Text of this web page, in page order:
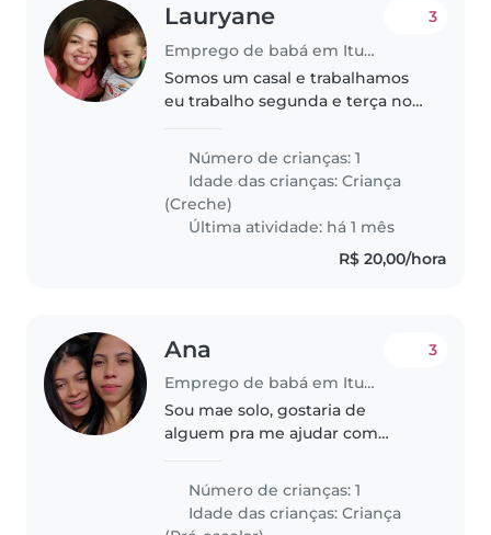
Lauryane
Emprego de babá em Itumbiara
3
Somos um casal e trabalhamos
eu trabalho segunda e terça no
uma família muito tranquila, não
será necessário realizar..
Número de crianças: 1
Idade das crianças:Criança
(Creche)
Última atividade: há 1 mês
R$ 20,00/hora
Ana
Emprego de babá em Itumbiara
3
Sou mae solo, gostaria de
alguem pra me ajudar com
Número de crianças: 1
Idade das crianças:Criança